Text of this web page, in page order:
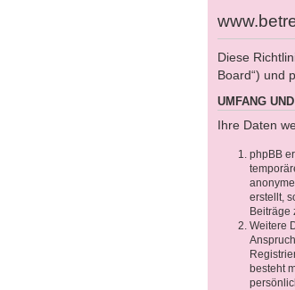
Diese
Board“) und
UMFANG
Ihre Daten
phpBB
erstellt,
Beiträge
Weitere
besteht